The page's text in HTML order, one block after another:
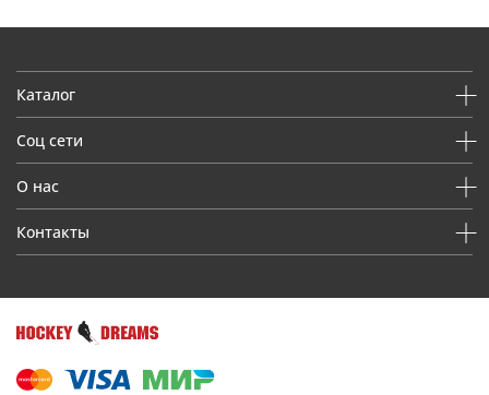
Каталог
Соц сети
О нас
Контакты